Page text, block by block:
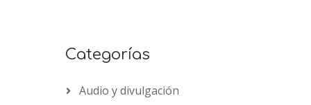
Categorías
Audio y divulgación